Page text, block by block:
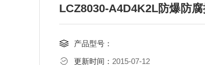
LCZ8030-A4D4K2L防爆防
产品型号：
更新时间： 2015-07-12